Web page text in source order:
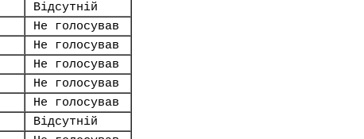
Відсутній
Не голосував
Не голосував
Не голосував
Не голосував
Не голосував
Відсутній